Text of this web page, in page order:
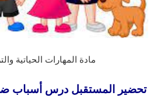
مادة المهارات الحياتية
تحضير المستقبل درس أسباب